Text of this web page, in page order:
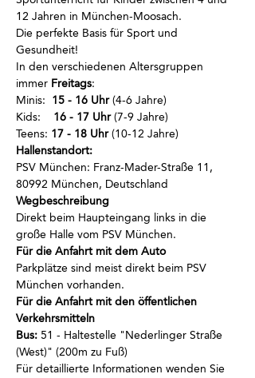
12 Jahren in München-Moosach.
Die perfekte Basis für Sport und
Gesundheit!
In den verschiedenen Altersgruppen
immer Freitags:
Minis: 15 - 16 Uhr (4-6 Jahre)
Kids: 16 - 17 Uhr (7-9 Jahre)
Teens: 17 - 18 Uhr (10-12 Jahre)
Hallenstandort:
PSV München: Franz-Mader-Straße 11,
80992 München, Deutschland
Wegbeschreibung
Direkt beim Haupteingang links in die
große Halle vom PSV München.
Für die Anfahrt mit dem Auto
Parkplätze sind meist direkt beim PSV
München vorhanden.
Für die Anfahrt mit den öffentlichen
Verkehrsmitteln
Bus: 51 - Haltestelle "Nederlinger Straße
(West)" (200m zu Fuß)
Für detaillierte Informationen wenden Sie